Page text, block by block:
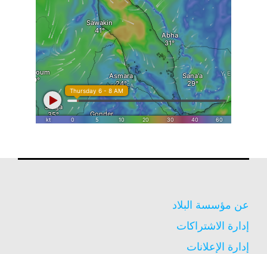
عن مؤسسة البلاد
إدارة الاشتراكات
إدارة الإعلانات